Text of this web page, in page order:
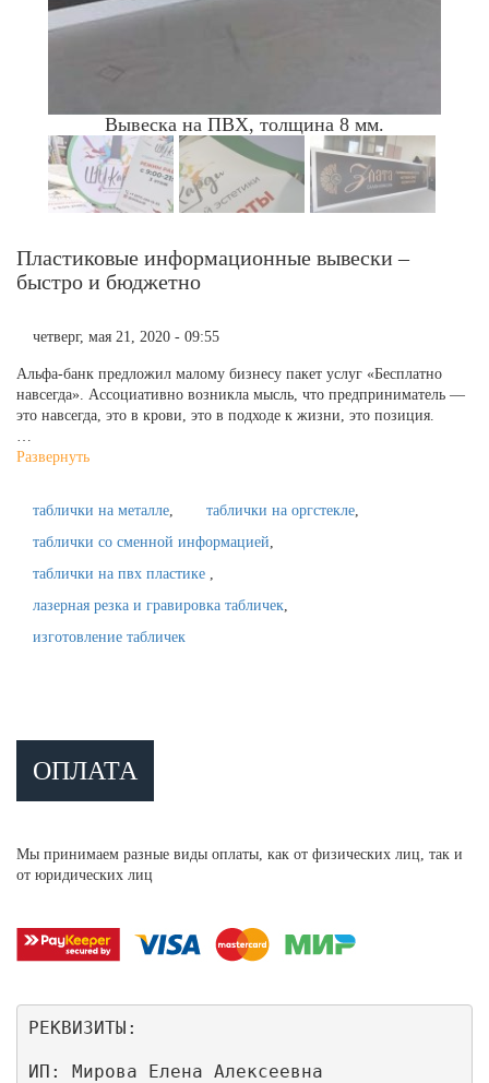
Вывеска на ПВХ, толщина 8 мм.
Пластиковые информационные вывески –
быстро и бюджетно
четверг, мая 21, 2020 - 09:55
Альфа-банк предложил малому бизнесу пакет услуг «Бесплатно
навсегда». Ассоциативно возникла мысль, что предприниматель —
это навсегда, это в крови, это в подходе к жизни, это позиция.
…
Развернуть
таблички на металле
таблички на оргстекле
таблички со сменной информацией
таблички на пвх пластике
лазерная резка и гравировка табличек
изготовление табличек
ОПЛАТА
Мы принимаем разные виды оплаты, как от физических лиц, так и
от юридических лиц
РЕКВИЗИТЫ:
ИП: Мирова Елена Алексеевна